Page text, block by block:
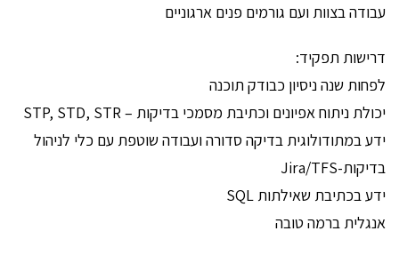
עבודה בצוות ועם גורמים פנים ארגוניים
דרישות תפקיד:
לפחות שנה ניסיון כבודק תוכנה
יכולת ניתוח אפיונים וכתיבת מסמכי בדיקות – STP, STD, STR
ידע במתודולוגית בדיקה סדורה ועבודה שוטפת עם כלי לניהול
בדיקות-Jira/TFS
ידע בכתיבת שאילתות SQL
אנגלית ברמה טובה